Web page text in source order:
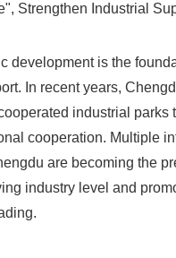
Strengthen Industrial
development is the
In recent years,
industrial parks
cooperation. Multiple
are becoming the
industry level and